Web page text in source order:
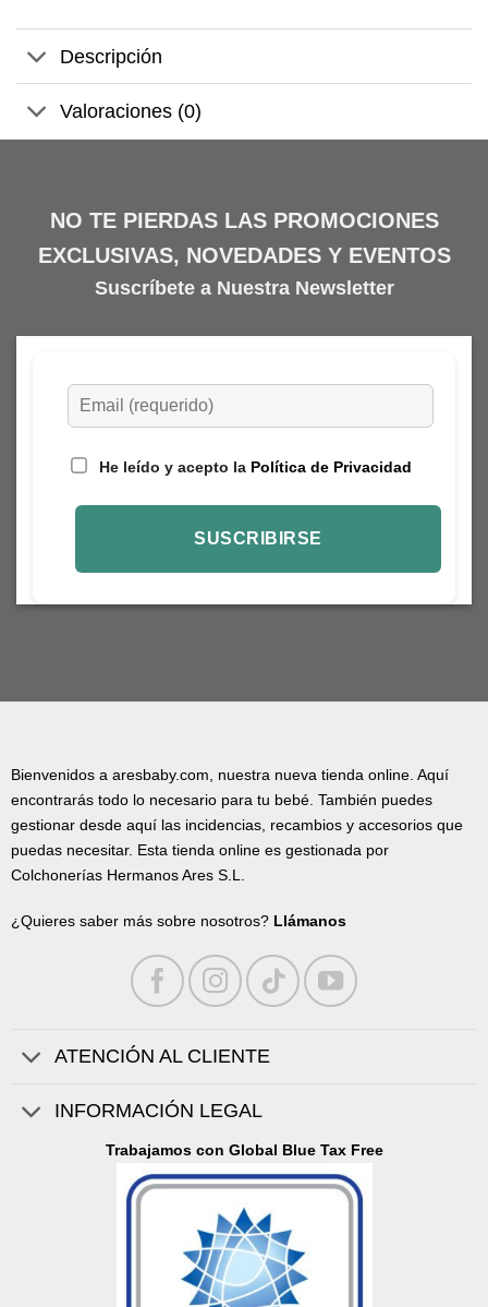
Descripción
Valoraciones (0)
NO TE PIERDAS LAS PROMOCIONES
EXCLUSIVAS, NOVEDADES Y EVENTOS
Suscríbete a Nuestra Newsletter
He leído y acepto la Política de Privacidad
Bienvenidos a aresbaby.com, nuestra nueva tienda online. Aquí
encontrarás todo lo necesario para tu bebé. También puedes
gestionar desde aquí las incidencias, recambios y accesorios que
puedas necesitar. Esta tienda online es gestionada por
Colchonerías Hermanos Ares S.L.
¿Quieres saber más sobre nosotros? Llámanos
ATENCIÓN AL CLIENTE
INFORMACIÓN LEGAL
Trabajamos con Global Blue Tax Free